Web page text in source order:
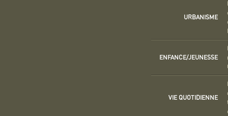
URBANISME
ENFANCE/JEUNESSE
VIE QUOTIDIENNE